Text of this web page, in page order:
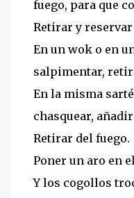
fuego, para que
Retirar y reservar
En un wok o en
salpimentar,
En la misma
chasquear,
Retirar del fuego.
Poner un aro en
Y los cogollos